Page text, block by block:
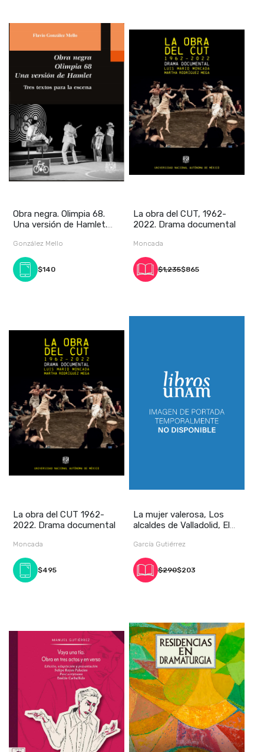
Obra negra. Olimpia 68.
Una versión de Hamlet.
González Mello
$140
La obra del CUT, 1962-
2022. Drama documental
Moncada
$1,235$865
La obra del CUT 1962-
2022. Drama documental
Moncada
$495
La mujer valerosa, Los
alcaldes de Valladolid, El
García Gutiérrez
$290$203